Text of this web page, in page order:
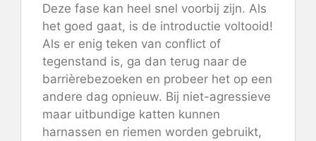
Deze fase kan heel snel voorbij zijn. Als
het goed gaat, is de introductie voltooid!
Als er enig teken van conflict of
tegenstand is, ga dan terug naar de
barrièrebezoeken en probeer het op een
andere dag opnieuw. Bij niet-agressieve
maar uitbundige katten kunnen
harnassen en riemen worden gebruikt,